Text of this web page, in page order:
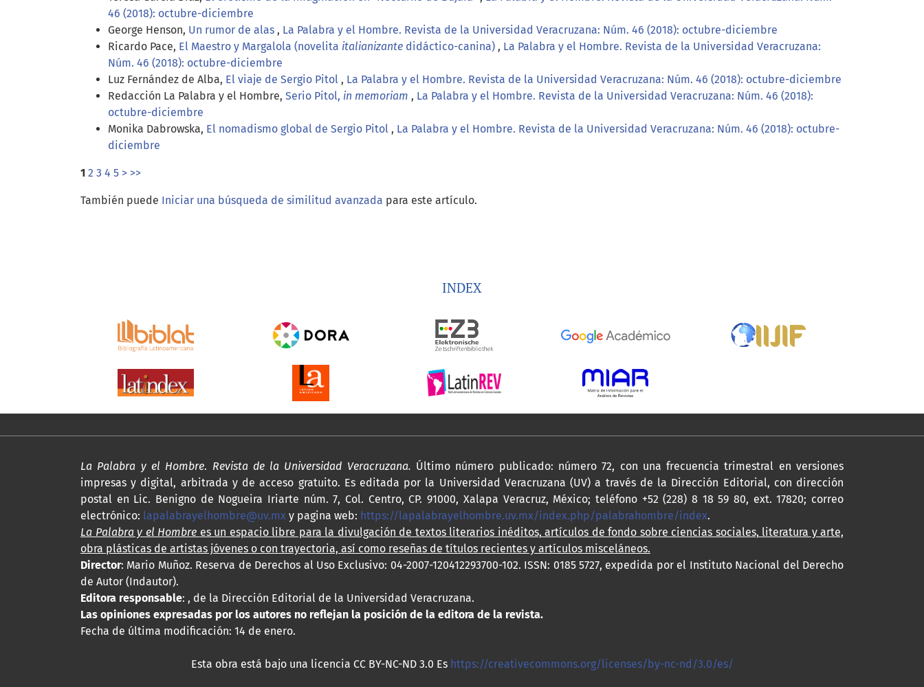
46 (2018): octubre-diciembre
George Henson, Un rumor de alas , La Palabra y el Hombre. Revista de la Universidad Veracruzana: Núm. 46 (2018): octubre-diciembre
Ricardo Pace, El Maestro y Margalola (novelita italianizante didáctico-canina) , La Palabra y el Hombre. Revista de la Universidad Veracruzana:
Núm. 46 (2018): octubre-diciembre
Luz Fernández de Alba, El viaje de Sergio Pitol , La Palabra y el Hombre. Revista de la Universidad Veracruzana: Núm. 46 (2018): octubre-diciembre
Redacción La Palabra y el Hombre, Serio Pitol, in memoriam , La Palabra y el Hombre. Revista de la Universidad Veracruzana: Núm. 46 (2018):
octubre-diciembre
Monika Dabrowska, El nomadismo global de Sergio Pitol , La Palabra y el Hombre. Revista de la Universidad Veracruzana: Núm. 46 (2018): octubre-
diciembre
1 2 3 4 5 > >>
También puede Iniciar una búsqueda de similitud avanzada para este artículo.
INDEX
La Palabra y el Hombre. Revista de la Universidad Veracruzana. Último número publicado: número 72, con una frecuencia trimestral en versiones
impresas y digital, arbitrada y de acceso gratuito. Es editada por la Universidad Veracruzana (UV) a través de la Dirección Editorial, con dirección
postal en Lic. Benigno de Nogueira Iriarte núm. 7, Col. Centro, CP. 91000, Xalapa Veracruz, México; teléfono +52 (228) 8 18 59 80, ext. 17820; correo
electrónico: lapalabrayelhombre@uv.mx y pagina web: https://lapalabrayelhombre.uv.mx/index.php/palabrahombre/index.
La Palabra y el Hombre es un espacio libre para la divulgación de textos literarios inéditos, artículos de fondo sobre ciencias sociales, literatura y arte,
obra plásticas de artistas jóvenes o con trayectoria, así como reseñas de títulos recientes y artículos misceláneos.
Director: Mario Muñoz. Reserva de Derechos al Uso Exclusivo: 04-2007-120412293700-102. ISSN: 0185 5727, expedida por el Instituto Nacional del Derecho
de Autor (Indautor).
Editora responsable: , de la Dirección Editorial de la Universidad Veracruzana.
Las opiniones expresadas por los autores no reflejan la posición de la editora de la revista.
Fecha de última modificación: 14 de enero.
Esta obra está bajo una licencia CC BY-NC-ND 3.0 Es https://creativecommons.org/licenses/by-nc-nd/3.0/es/